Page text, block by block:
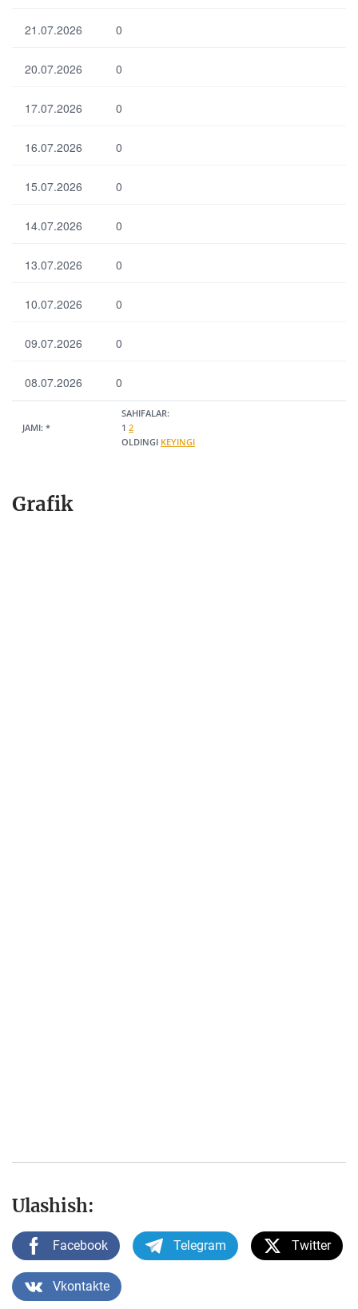
21.07.2026 0
20.07.2026 0
17.07.2026 0
16.07.2026 0
15.07.2026 0
14.07.2026 0
13.07.2026 0
10.07.2026 0
09.07.2026 0
08.07.2026 0
JAMI: *
SAHIFALAR:
1 2
OLDINGI KEYINGI
Grafik
Ulashish:
Facebook Telegram Twitter
Vkontakte